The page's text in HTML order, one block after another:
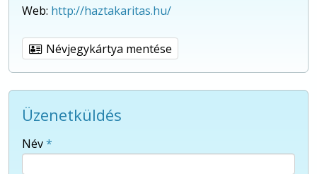
Web: http://haztakaritas.hu/
Névjegykártya mentése
Üzenetküldés
Név*